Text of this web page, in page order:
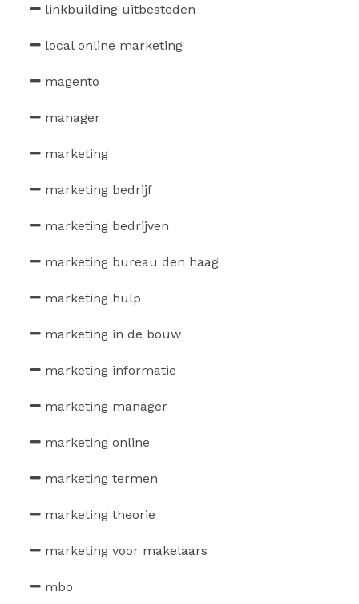
linkbuilding uitbesteden
local online marketing
magento
manager
marketing
marketing bedrijf
marketing bedrijven
marketing bureau den haag
marketing hulp
marketing in de bouw
marketing informatie
marketing manager
marketing online
marketing termen
marketing theorie
marketing voor makelaars
mbo